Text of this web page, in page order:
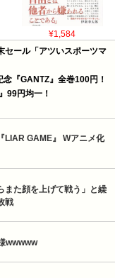
¥1,584
セール「アツいスポーツマ
『GANTZ』全巻100円！
99円均一！
LIAR GAME』 Wアニメ化
また顔を上げて戦う」と繰
戦
wwwww